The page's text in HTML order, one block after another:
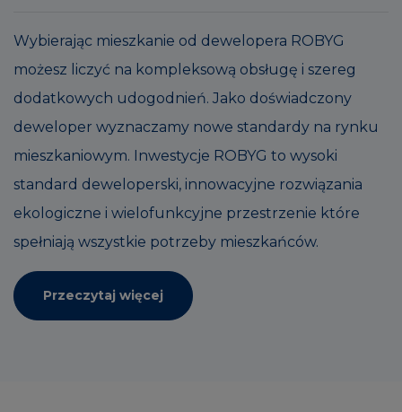
Wybierając mieszkanie od dewelopera ROBYG
możesz liczyć na kompleksową obsługę i szereg
dodatkowych udogodnień. Jako doświadczony
deweloper wyznaczamy nowe standardy na rynku
mieszkaniowym. Inwestycje ROBYG to wysoki
standard deweloperski, innowacyjne rozwiązania
ekologiczne i wielofunkcyjne przestrzenie które
spełniają wszystkie potrzeby mieszkańców.
Przeczytaj więcej